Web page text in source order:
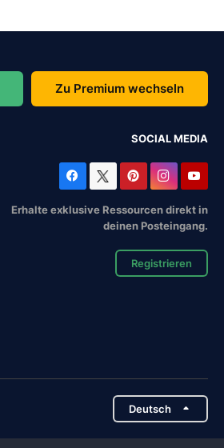
Zu Premium wechseln
SOCIAL MEDIA
Erhalte exklusive Ressourcen direkt in
deinen Posteingang.
Registrieren
Deutsch